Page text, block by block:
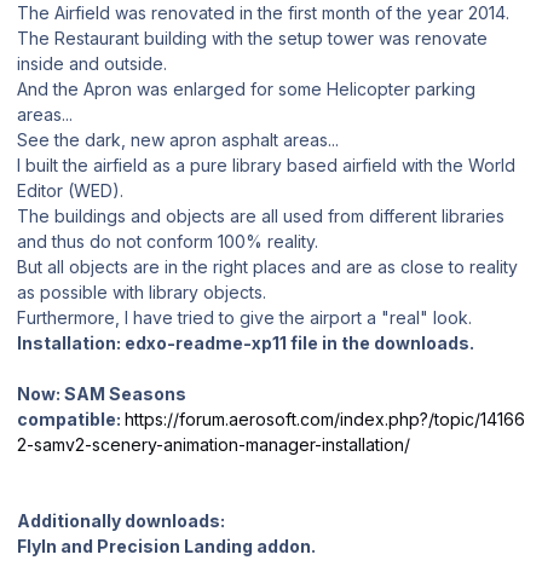
The Airfield was renovated in the first month of the year 2014.
The Restaurant building with the setup tower was renovate
inside and outside.
And the Apron was enlarged for some Helicopter parking
areas...
See the dark, new apron asphalt areas...
I built the airfield as a pure library based airfield with the World
Editor (WED).
The buildings and objects are all used from different libraries
and thus do not conform 100% reality.
But all objects are in the right places and are as close to reality
as possible with library objects.
Furthermore, I have tried to give the airport a "real" look.
Installation: edxo-readme-xp11 file in the downloads.
Now: SAM Seasons
compatible: https://forum.aerosoft.com/index.php?/topic/14166
2-samv2-scenery-animation-manager-installation/
Additionally downloads:
FlyIn and Precision Landing addon.